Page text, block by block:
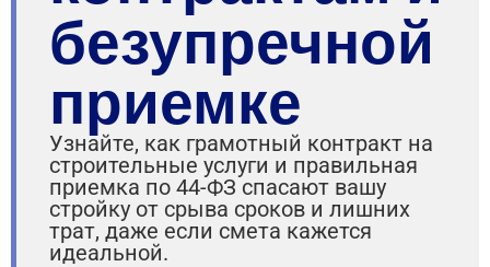
безупречной
приемке
Узнайте, как грамотный контракт на
строительные услуги и правильная
приемка по 44-ФЗ спасают вашу
стройку от срыва сроков и лишних
трат, даже если смета кажется
идеальной.